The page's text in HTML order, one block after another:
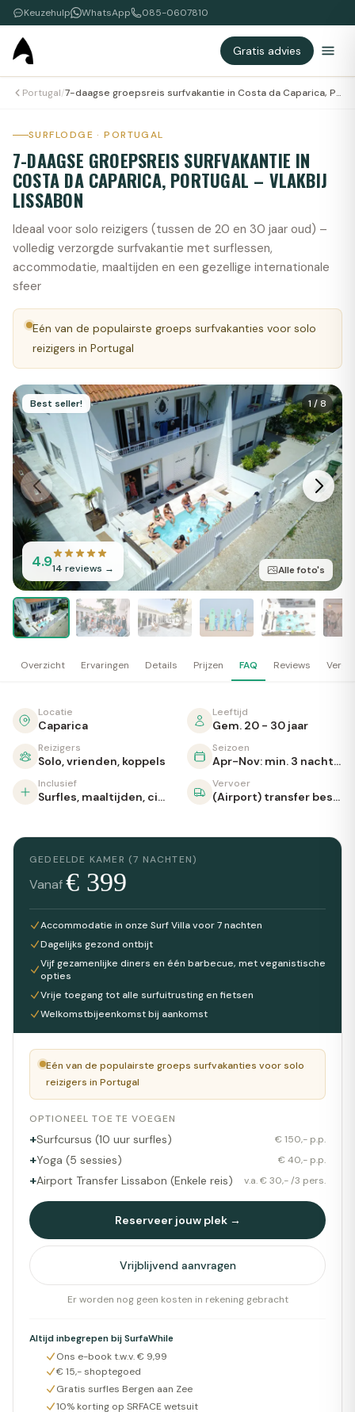
Keuzehulp WhatsApp 085-0607810
Gratis advies
Portugal/ 7-daagse groepsreis surfvakantie in Costa da Caparica, Portugal – vlakbij Lissabon
SURFLODGE · PORTUGAL
7-DAAGSE GROEPSREIS SURFVAKANTIE IN
COSTA DA CAPARICA, PORTUGAL – VLAKBIJ
LISSABON
Ideaal voor solo reizigers (tussen de 20 en 30 jaar oud) –
volledig verzorgde surfvakantie met surflessen,
accommodatie, maaltijden en een gezellige internationale
sfeer
Eén van de populairste groeps surfvakanties voor solo
reizigers in Portugal
Best seller! 1 /8
4.914 reviews → Alle foto's
Overzicht Ervaringen Details Prijzen FAQ Reviews
Locatie
Caparica
Leeftijd
Gem. 20 - 30 jaar
Reizigers
Solo, vrienden, koppels
Seizoen
Apr-Nov: min. 3 nachten (7 in hoogseizoen)
Inclusief
Surfles, maaltijden, citytrip, zwembad
Vervoer
(Airport) transfer beschikbaar
GEDEELDE KAMER (7 NACHTEN)
Vanaf€ 399
Accommodatie in onze Surf Villa voor 7 nachten
Dagelijks gezond ontbijt
Vijf gezamenlijke diners en één barbecue, met veganistische
opties
Vrije toegang tot alle surfuitrusting en fietsen
Welkomstbijeenkomst bij aankomst
Eén van de populairste groeps surfvakanties voor solo
reizigers in Portugal
OPTIONEEL TOE TE VOEGEN
+Surfcursus (10 uur surfles) € 150,- p.p.
+Yoga (5 sessies) € 40,- p.p.
+Airport Transfer Lissabon (Enkele reis) v.a. € 30,- /3 pers.
Reserveer jouw plek →
Vrijblijvend aanvragen
Er worden nog geen kosten in rekening gebracht
Altijd inbegrepen bij SurfaWhile
Ons e-book t.w.v. € 9,99
€ 15,- shoptegoed
Gratis surfles Bergen aan Zee
10% korting op SRFACE wetsuit